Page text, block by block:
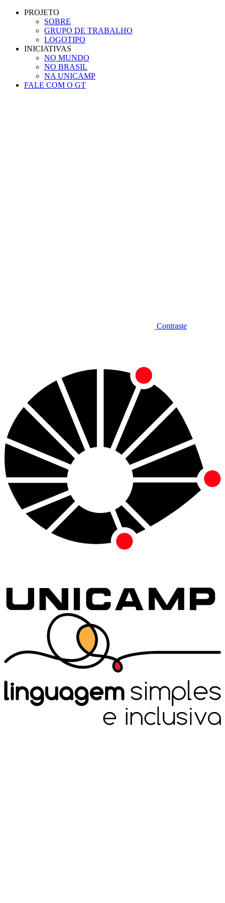
Conteúdo principal
PROJETO
SOBRE
GRUPO DE TRABALHO
LOGOTIPO
INICIATIVAS
NO MUNDO
NO BRASIL
NA UNICAMP
FALE COM O GT
Contraste